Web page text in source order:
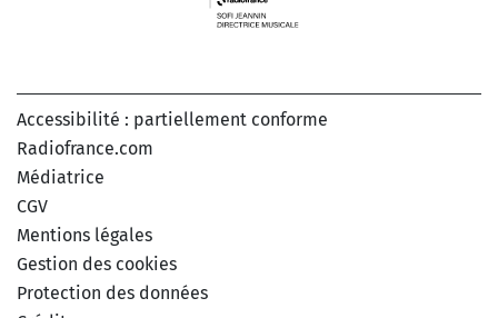
Accessibilité : partiellement conforme
Radiofrance.com
Médiatrice
CGV
Mentions légales
Gestion des cookies
Protection des données